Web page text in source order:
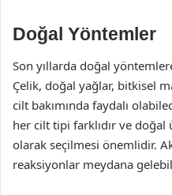
Doğal Yöntemler
Son yıllarda doğal
Çelik, doğal yağlar, bitkisel
cilt bakımında faydalı
her cilt tipi farklıdır ve
olarak seçilmesi önemlidir.
reaksiyonlar meydana